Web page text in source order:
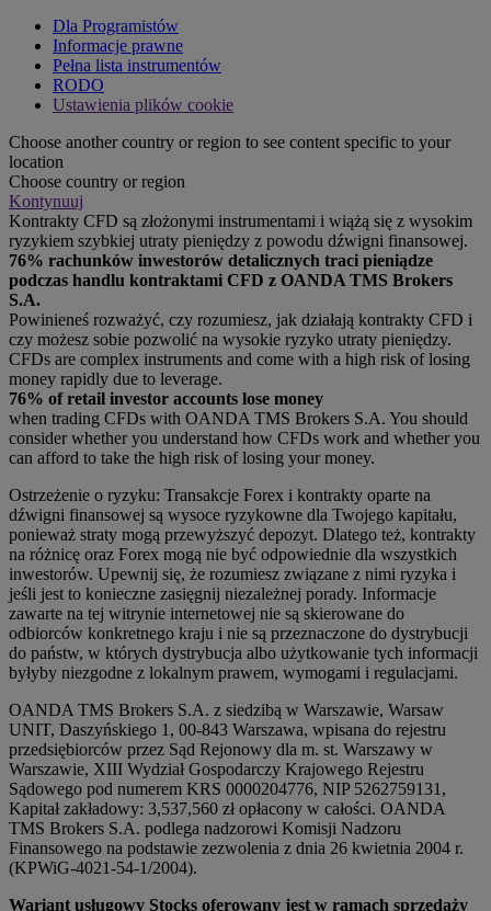
Dla Programistów
Informacje prawne
Pełna lista instrumentów
RODO
Ustawienia plików cookie
Choose another country or region to see content specific to your
location
Choose country or region
Kontynuuj
Kontrakty CFD są złożonymi instrumentami i wiążą się z wysokim
ryzykiem szybkiej utraty pieniędzy z powodu dźwigni finansowej.
76% rachunków inwestorów detalicznych traci pieniądze
podczas handlu kontraktami CFD z OANDA TMS Brokers
S.A.
Powinieneś rozważyć, czy rozumiesz, jak działają kontrakty CFD i
czy możesz sobie pozwolić na wysokie ryzyko utraty pieniędzy.
CFDs are complex instruments and come with a high risk of losing
money rapidly due to leverage.
76% of retail investor accounts lose money
when trading CFDs with OANDA TMS Brokers S.A. You should
consider whether you understand how CFDs work and whether you
can afford to take the high risk of losing your money.
Ostrzeżenie o ryzyku: Transakcje Forex i kontrakty oparte na
dźwigni finansowej są wysoce ryzykowne dla Twojego kapitału,
ponieważ straty mogą przewyższyć depozyt. Dlatego też, kontrakty
na różnicę oraz Forex mogą nie być odpowiednie dla wszystkich
inwestorów. Upewnij się, że rozumiesz związane z nimi ryzyka i
jeśli jest to konieczne zasięgnij niezależnej porady. Informacje
zawarte na tej witrynie internetowej nie są skierowane do
odbiorców konkretnego kraju i nie są przeznaczone do dystrybucji
do państw, w których dystrybucja albo użytkowanie tych informacji
byłyby niezgodne z lokalnym prawem, wymogami i regulacjami.
OANDA TMS Brokers S.A. z siedzibą w Warszawie, Warsaw
UNIT, Daszyńskiego 1, 00-843 Warszawa, wpisana do rejestru
przedsiębiorców przez Sąd Rejonowy dla m. st. Warszawy w
Warszawie, XIII Wydział Gospodarczy Krajowego Rejestru
Sądowego pod numerem KRS 0000204776, NIP 5262759131,
Kapitał zakładowy: 3,537,560 zł opłacony w całości. OANDA
TMS Brokers S.A. podlega nadzorowi Komisji Nadzoru
Finansowego na podstawie zezwolenia z dnia 26 kwietnia 2004 r.
(KPWiG-4021-54-1/2004).
Wariant usługowy Stocks oferowany jest w ramach sprzedaży